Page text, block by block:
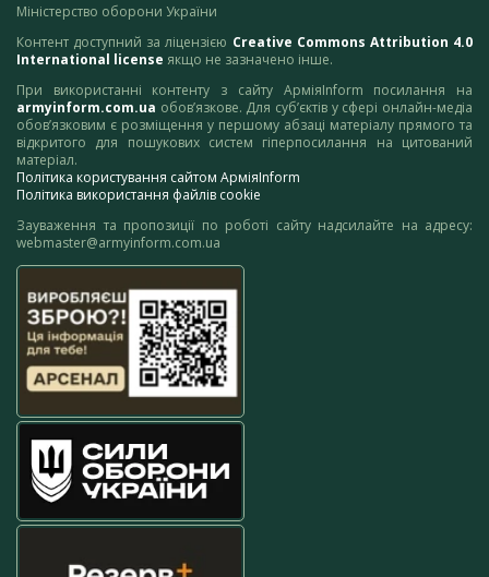
Міністерство оборони України
Контент доступний за ліцензією Creative Commons Attribution 4.0
International license якщо не зазначено інше.
При використанні контенту з сайту АрміяInform посилання на
armyinform.com.ua обов’язкове. Для суб’єктів у сфері онлайн-медіа
обов’язковим є розміщення у першому абзаці матеріалу прямого та
відкритого для пошукових систем гіперпосилання на цитований
матеріал.
Політика користування сайтом АрміяInform
Політика використання файлів cookie
Зауваження та пропозиції по роботі сайту надсилайте на адресу:
webmaster@armyinform.com.ua